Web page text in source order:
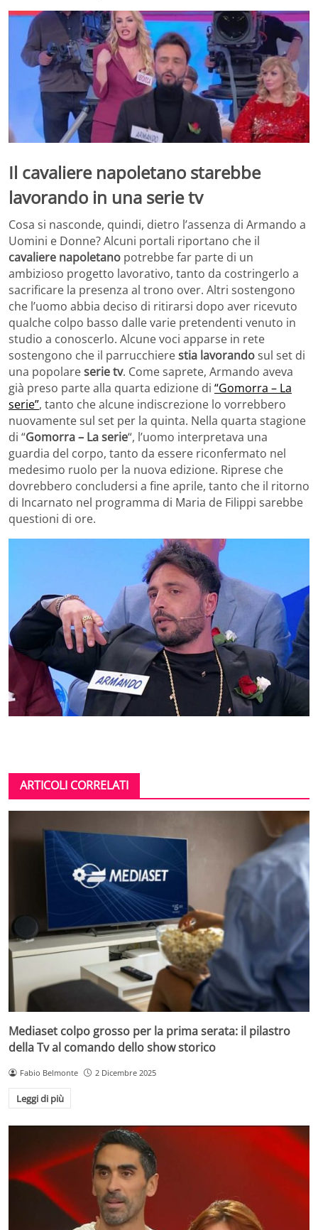
Il cavaliere napoletano starebbe
lavorando in una serie tv
Cosa si nasconde, quindi, dietro l’assenza di Armando a
Uomini e Donne? Alcuni portali riportano che il
cavaliere napoletano potrebbe far parte di un
ambizioso progetto lavorativo, tanto da costringerlo a
sacrificare la presenza al trono over. Altri sostengono
che l’uomo abbia deciso di ritirarsi dopo aver ricevuto
qualche colpo basso dalle varie pretendenti venuto in
studio a conoscerlo. Alcune voci apparse in rete
sostengono che il parrucchierestia lavorandosul set di
una popolareserie tv. Come saprete, Armando aveva
già preso parte alla quarta edizione di “Gomorra – La
serie”, tanto che alcune indiscrezione lo vorrebbero
nuovamente sul set per la quinta. Nella quarta stagione
di “Gomorra – La serie“, l’uomo interpretava una
guardia del corpo, tanto da essere riconfermato nel
medesimo ruolo per la nuova edizione. Riprese che
dovrebbero concludersi a fine aprile, tanto che il ritorno
di Incarnato nel programma di Maria de Filippi sarebbe
questioni di ore.
ARTICOLI CORRELATI
Mediaset colpo grosso per la prima serata: il pilastro
della Tv al comando dello show storico
Fabio Belmonte 2 Dicembre 2025
Leggi di più